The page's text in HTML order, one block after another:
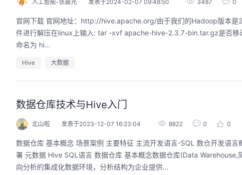
人工智能-张晨光 发表于2024-02-07 09:48:50 3487 0
官网下载 官网地址：http://hive.apache.org/由于我们的Hadoop版本
件进行解压在linux上输入: tar -xvf apache-hive-2.3.7-bin.tar.gz是否移动无所谓，自己安装到最熟悉的目录即可。然后移动到/opt/hive 里面，将文件夹重
命名为 hi...
Hive 大数据
数据仓库技术与Hive入门
北山啦 发表于2023-12-07 16:23:04 8822 0 0
数据仓库 基本概念 场景案例 主要特征 主流开发语言-SQL 数仓开发语
署 元数据 Hive SQL语言 数据仓库 基本概念数据仓库(Data
向分析的集成化数据环境，分析结构为企业提供...